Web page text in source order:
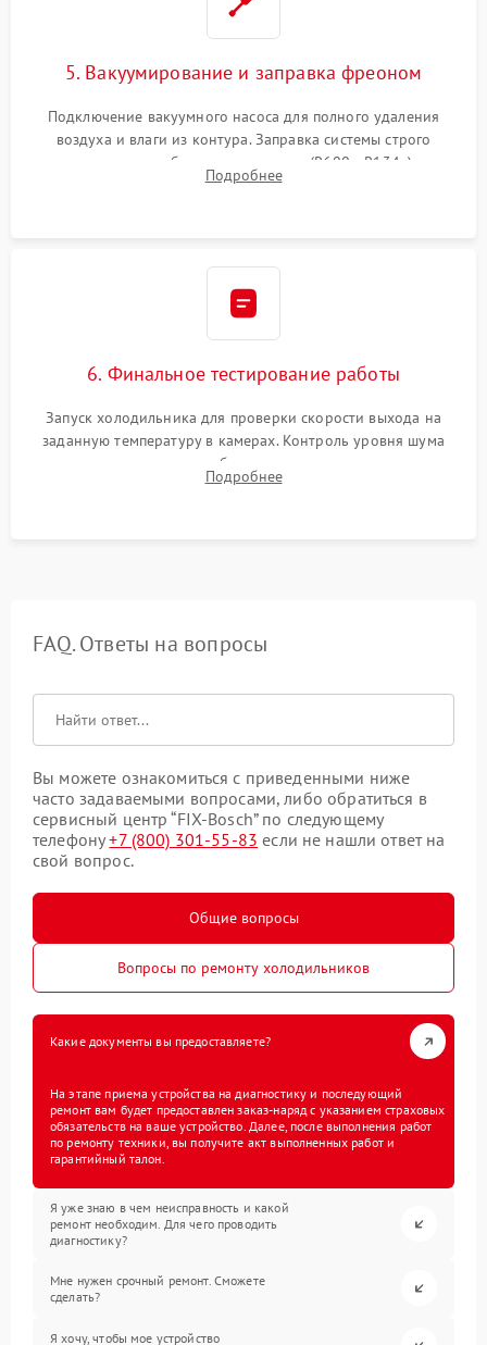
5. Вакуумирование и заправка фреоном
Подключение вакуумного насоса для полного удаления
воздуха и влаги из контура. Заправка системы строго
дозированным объемом хладагента (R600a, R134a) по
электронным весам. Контроль рабочего давления в системе.
Подробнее
6. Финальное тестирование работы
Запуск холодильника для проверки скорости выхода на
заданную температуру в камерах. Контроль уровня шума
компрессора, отсутствия обмерзания стенок и корректного
срабатывания системы автоматической оттайки.
Подробнее
FAQ. Ответы на вопросы
Вы можете ознакомиться с приведенными ниже
часто задаваемыми вопросами, либо обратиться в
сервисный центр “FIX-Bosch” по следующему
телефону+7 (800) 301-55-83 если не нашли ответ на
свой вопрос.
Общие вопросы
Вопросы по ремонту холодильников
Какие документы вы предоставляете?
На этапе приема устройства на диагностику и последующий
ремонт вам будет предоставлен заказ-наряд с указанием страховых
обязательств на ваше устройство. Далее, после выполнения работ
по ремонту техники, вы получите акт выполненных работ и
гарантийный талон.
Я уже знаю в чем неисправность и какой
ремонт необходим. Для чего проводить
диагностику?
Мне нужен срочный ремонт. Сможете
сделать?
Я хочу, чтобы мое устройство